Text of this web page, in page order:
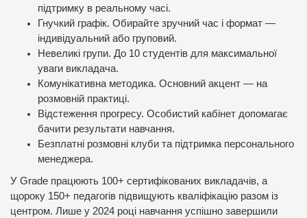
підтримку в реальному часі.
Гнучкий графік. Обирайте зручний час і формат —
індивідуальний або груповий.
Невеликі групи. До 10 студентів для максимальної
уваги викладача.
Комунікативна методика. Основний акцент — на
розмовній практиці.
Відстеження прогресу. Особистий кабінет допомагає
бачити результати навчання.
Безплатні розмовні клуби та підтримка персонального
менеджера.
У Grade працюють 100+ сертифікованих викладачів, а
щороку 150+ педагогів підвищують кваліфікацію разом із
центром. Лише у 2024 році навчання успішно завершили